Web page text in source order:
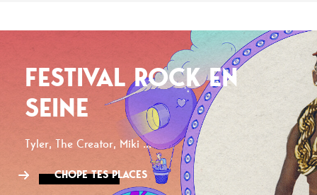
FESTIVAL ROCK EN
SEINE
Tyler, The Creator, Miki ...
CHOPE TES PLACES